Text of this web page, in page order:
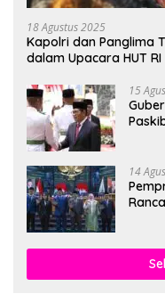
18 Agustus 2025
Kapolri dan Panglima
dalam Upacara HUT
15
14